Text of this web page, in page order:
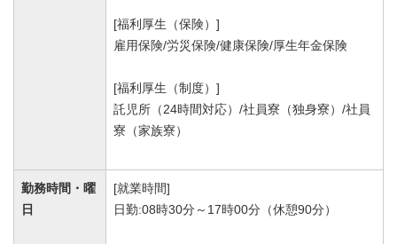
[福利厚生（保険）]
雇用保険/労災保険/健康保険/厚生年金保険
[福利厚生（制度）]
託児所（24時間対応）/社員寮（独身寮）/社員
寮（家族寮）
勤務時間・曜
日
[就業時間]
日勤:08時30分～17時00分（休憩90分）